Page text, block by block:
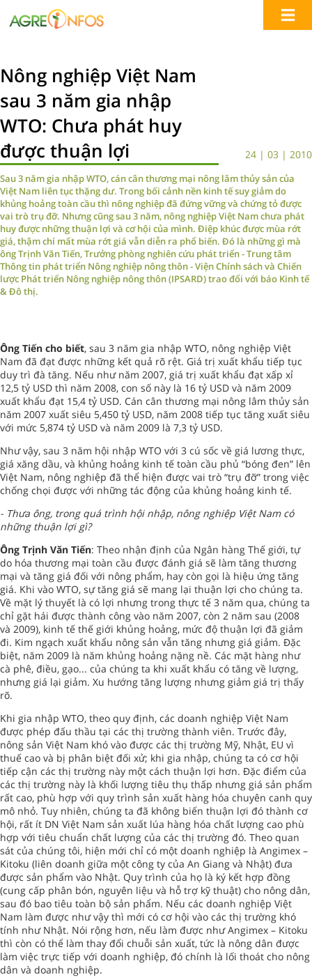
Nông nghiệp Việt Nam
sau 3 năm gia nhập
WTO: Chưa phát huy
được thuận lợi
24 | 03 | 2010
Sau 3 năm gia nhập WTO, cán cân thương mại nông lâm thủy sản của
Việt Nam liên tục thặng dư. Trong bối cảnh nền kinh tế suy giảm do
khủng hoảng toàn cầu thì nông nghiệp đã đứng vững và chứng tỏ được
vai trò trụ đỡ. Nhưng cũng sau 3 năm, nông nghiệp Việt Nam chưa phát
huy được những thuận lợi và cơ hội của mình. Điệp khúc được mùa rớt
giá, thậm chí mất mùa rớt giá vẫn diễn ra phổ biến. Đó là những gì mà
ông Trịnh Văn Tiến, Trưởng phòng nghiên cứu phát triển - Trung tâm
Thông tin phát triển Nông nghiệp nông thôn - Viện Chính sách và Chiến
lược Phát triển Nông nghiệp nông thôn (IPSARD) trao đổi với báo Kinh tế
& Đô thị.
Ông Tiến cho biết, sau 3 năm gia nhập WTO, nông nghiệp Việt
Nam đã đạt được những kết quả rõ rệt. Giá trị xuất khẩu tiếp tục
duy trì đà tăng. Nếu như năm 2007, giá trị xuất khẩu đạt xấp xỉ
12,5 tỷ USD thì năm 2008, con số này là 16 tỷ USD và năm 2009
xuất khẩu đạt 15,4 tỷ USD. Cán cân thương mại nông lâm thủy sản
năm 2007 xuất siêu 5,450 tỷ USD, năm 2008 tiếp tục tăng xuất siêu
với mức 5,874 tỷ USD và năm 2009 là 7,3 tỷ USD.
Như vậy, sau 3 năm hội nhập WTO với 3 cú sốc về giá lương thực,
giá xăng dầu, và khủng hoảng kinh tế toàn cầu phủ “bóng đen” lên
Việt Nam, nông nghiệp đã thể hiện được vai trò “trụ đỡ” trong việc
chống chọi được với những tác động của khủng hoảng kinh tế.
- Thưa ông, trong quá trình hội nhập, nông nghiệp Việt Nam có
những thuận lợi gì?
Ông Trịnh Văn Tiến: Theo nhận định của Ngân hàng Thế giới, tự
do hóa thương mại toàn cầu được đánh giá sẽ làm tăng thương
mại và tăng giá đối với nông phẩm, hay còn gọi là hiệu ứng tăng
giá. Khi vào WTO, sự tăng giá sẽ mang lại thuận lợi cho chúng ta.
Về mặt lý thuyết là có lợi nhưng trong thực tế 3 năm qua, chúng ta
chỉ gặt hái được thành công vào năm 2007, còn 2 năm sau (2008
và 2009), kinh tế thế giới khủng hoảng, mức độ thuận lợi đã giảm
đi. Kim ngạch xuất khẩu nông sản vẫn tăng nhưng giá giảm. Đặc
biệt, năm 2009 là năm khủng hoảng nặng nề. Các mặt hàng như
cà phê, điều, gạo... của chúng ta khi xuất khẩu có tăng về lượng,
nhưng giá lại giảm. Xu hướng tăng lượng nhưng giảm giá trị thấy
rõ.
Khi gia nhập WTO, theo quy định, các doanh nghiệp Việt Nam
được phép đấu thầu tại các thị trường thành viên. Trước đây,
nông sản Việt Nam khó vào được các thị trường Mỹ, Nhật, EU vì
thuế cao và bị phân biệt đối xử; khi gia nhập, chúng ta có cơ hội
tiếp cận các thị trường này một cách thuận lợi hơn. Đặc điểm của
các thị trường này là khối lượng tiêu thụ thấp nhưng giá sản phẩm
rất cao, phù hợp với quy trình sản xuất hàng hóa chuyên canh quy
mô nhỏ. Tuy nhiên, chúng ta đã không biến thuận lợi đó thành cơ
hội, rất ít DN Việt Nam sản xuất lúa hàng hóa chất lượng cao phù
hợp với tiêu chuẩn chất lượng của các thị trường đó. Theo quan
sát của chúng tôi, hiện mới chỉ có một doanh nghiệp là Angimex –
Kitoku (liên doanh giữa một công ty của An Giang và Nhật) đưa
được sản phẩm vào Nhật. Quy trình của họ là ký kết hợp đồng
(cung cấp phân bón, nguyên liệu và hỗ trợ kỹ thuật) cho nông dân,
sau đó bao tiêu toàn bộ sản phẩm. Nếu các doanh nghiệp Việt
Nam làm được như vậy thì mới có cơ hội vào các thị trường khó
tính như Nhật. Nói rộng hơn, nếu làm được như Angimex – Kitoku
thì còn có thể làm thay đổi chuỗi sản xuất, tức là nông dân được
làm việc trực tiếp với doanh nghiệp, đó chính là lối thoát cho nông
dân và doanh nghiệp.